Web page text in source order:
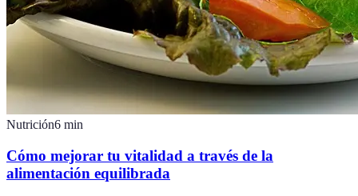
Nutrición6 min
Cómo mejorar tu vitalidad a través de la
alimentación equilibrada